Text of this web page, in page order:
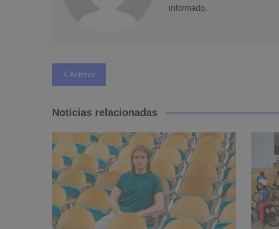
informado.
Navegación
de
entradas
Anterior
Noticias relacionadas